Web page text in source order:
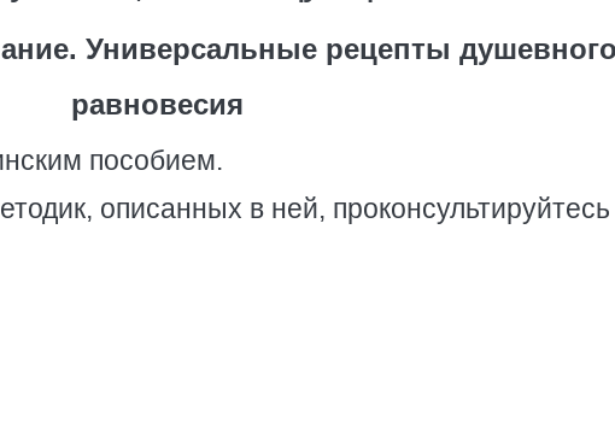
Универсальные рецепты
равновесия
пособием.
описанных в ней, проконсультируйтесь